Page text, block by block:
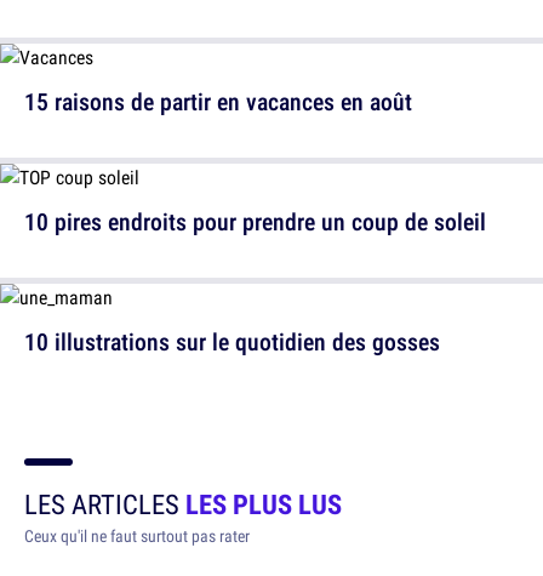
10 pires endroits pour prendre un coup de soleil
15 raisons de partir en vacances en août
10 illustrations sur le quotidien des gosses
LES ARTICLES LES PLUS LUS
Ceux qu'il ne faut surtout pas rater